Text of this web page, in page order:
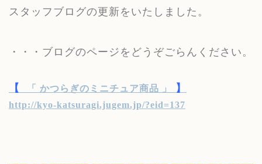
スタッフブログの更新をいたしました。
・・・ブログのページをどうぞごらんください。
【 「 かつらぎのミニチュア商品 」 】
http://kyo-katsuragi.jugem.jp/?eid=137